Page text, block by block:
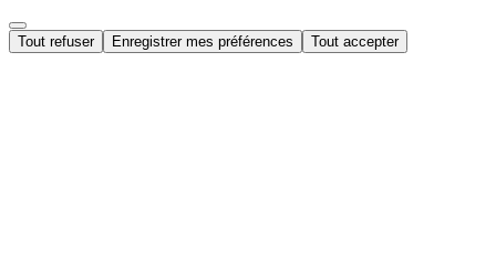
Tout refuser Enregistrer mes préférences Tout accepter